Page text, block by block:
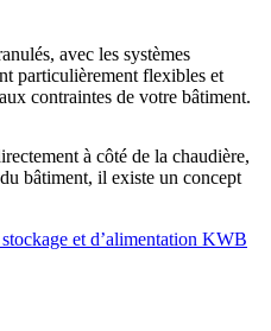
avec les systèmes
particulièrement flexibles et
contraintes de votre bâtiment.
à côté de la chaudière,
bâtiment, il existe un concept
et d’alimentation KWB